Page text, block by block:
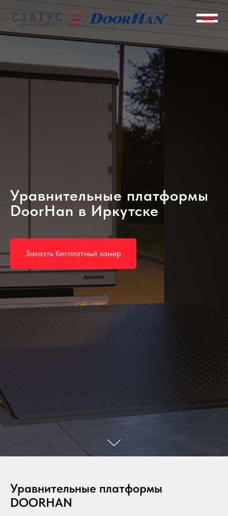
Уравнительные платформы
DoorHan в Иркутске
Заказть бесплатный замер
Уравнительные платформы
DOORHAN